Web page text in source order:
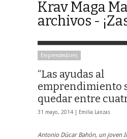
Krav Maga
archivos -
Emprendedores
“Las ayudas al
emprendimiento
quedar entre
31 mayo, 2014 | Emilia Lanzas
Antonio Dúcar Bahón, un joven